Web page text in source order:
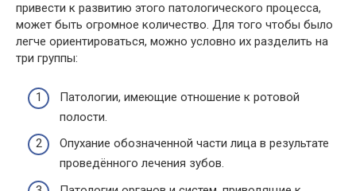
привести к развитию этого патологического процесса,
может быть огромное количество. Для того чтобы было
легче ориентироваться, можно условно их разделить на
три группы:
Патологии, имеющие отношение к ротовой
полости.
Опухание обозначенной части лица в результате
проведённого лечения зубов.